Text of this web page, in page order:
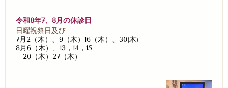
令和8年7、8月の休診日
日曜祝祭日及び
7月2（木）、9（木）16（木）、30(木)
8月6（木）、13，14，15
20（木）27（木）